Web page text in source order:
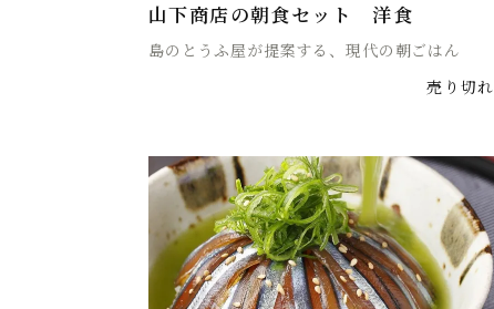
山下商店の朝食セット 洋食
島のとうふ屋が提案する、現代の朝ごはん
売り切れ